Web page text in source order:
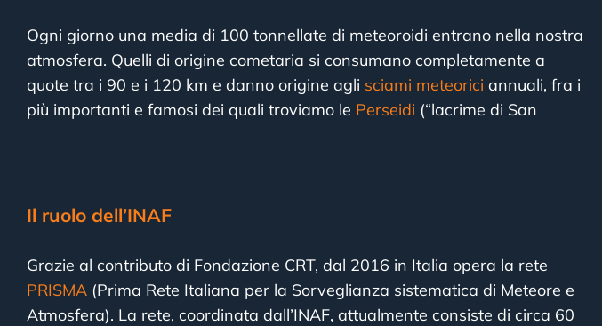
Ogni giorno una media di 100 tonnellate di meteoroidi entrano nella nostra
atmosfera. Quelli di origine cometaria si consumano completamente a
quote tra i 90 e i 120 km e danno origine agli sciami meteorici annuali, fra i
più importanti e famosi dei quali troviamo le Perseidi (“lacrime di San
Il ruolo dell’INAF
Grazie al contributo di Fondazione CRT, dal 2016 in Italia opera la rete
PRISMA (Prima Rete Italiana per la Sorveglianza sistematica di Meteore e
Atmosfera). La rete, coordinata dall’INAF, attualmente consiste di circa 60